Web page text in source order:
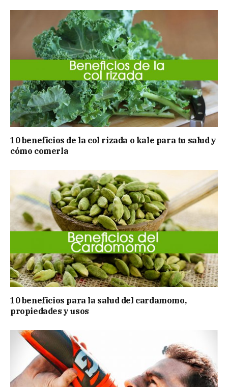
10 beneficios de la col rizada o kale para tu salud y
cómo comerla
10 beneficios para la salud del cardamomo,
propiedades y usos